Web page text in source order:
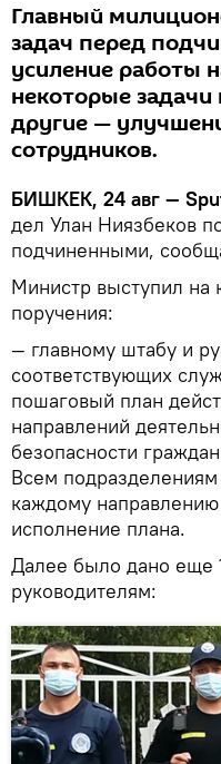
Главный
задач перед
усиление работы
некоторые задачи
другие —
сотрудников.
БИШКЕК, 24 авг —
дел Улан Ниязбеков
подчиненными,
Министр выступил на
поручения:
— главному штабу и
соответствующих
пошаговый план
направлений
безопасности
Всем подразделениям
каждому
исполнение плана.
Далее было дано еще
руководителям: